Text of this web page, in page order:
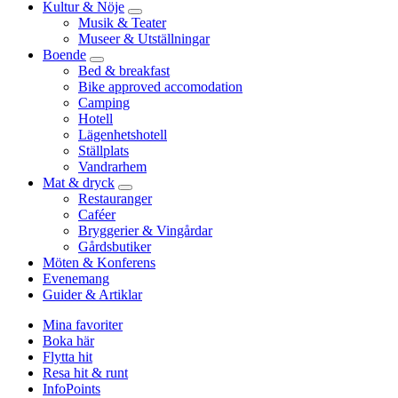
Kultur & Nöje
Musik & Teater
Museer & Utställningar
Boende
Bed & breakfast
Bike approved accomodation
Camping
Hotell
Lägenhetshotell
Ställplats
Vandrarhem
Mat & dryck
Restauranger
Caféer
Bryggerier & Vingårdar
Gårdsbutiker
Möten & Konferens
Evenemang
Guider & Artiklar
Mina favoriter
Boka här
Flytta hit
Resa hit & runt
InfoPoints